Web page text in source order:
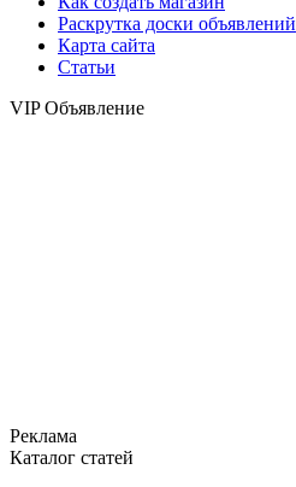
Раскрутка доски объявлений
Карта сайта
Статьи
VIP Объявление
Реклама
Каталог статей